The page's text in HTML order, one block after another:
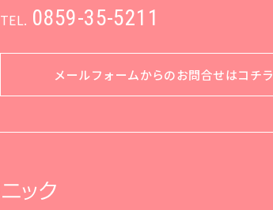
TEL. 0859-35-5211
メールフォームからのお問合せはコチラ